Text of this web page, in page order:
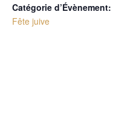
Catégorie d’Évènement:
Fête juive